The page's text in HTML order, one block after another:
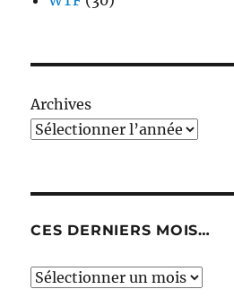
Archives
CES DERNIERS MOIS…
Ces